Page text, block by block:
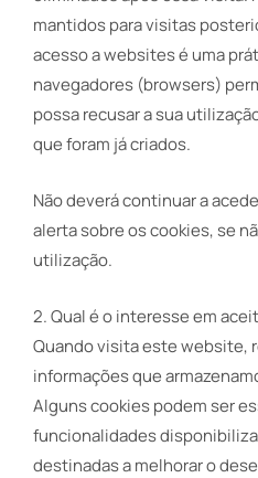
mantidos para visitas
acesso a websites é uma
navegadores (browsers)
possa recusar a sua
que foram já criados.
Não deverá continuar a
alerta sobre os cookies, se
utilização.
2. Qual é o interesse em
Quando visita este website,
informações que
Alguns cookies podem ser
funcionalidades
destinadas a melhorar o